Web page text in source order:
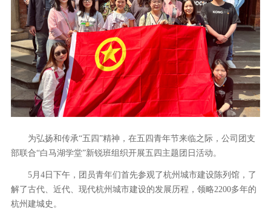
为弘扬和传承“五四”精神，在五四青年节来临之际，公司团支
部联合“白马湖学堂”新锐班组织开展五四主题团日活动。
5月4日下午，团员青年们首先参观了杭州城市建设陈列馆，了
解了古代、近代、现代杭州城市建设的发展历程，领略2200多年的
杭州建城史。